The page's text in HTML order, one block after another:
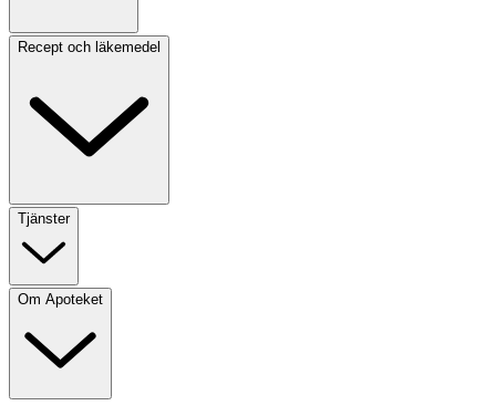
Recept och läkemedel
Tjänster
Om Apoteket